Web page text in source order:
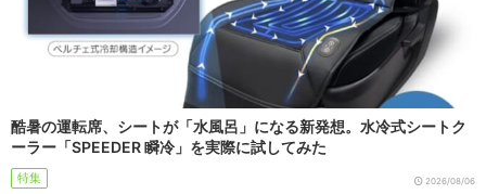
酷暑の運転席、シートが「水風呂」になる新発想。水冷式シートク
ーラー「SPEEDER 瞬冷」を実際に試してみた
特集 2026/08/06